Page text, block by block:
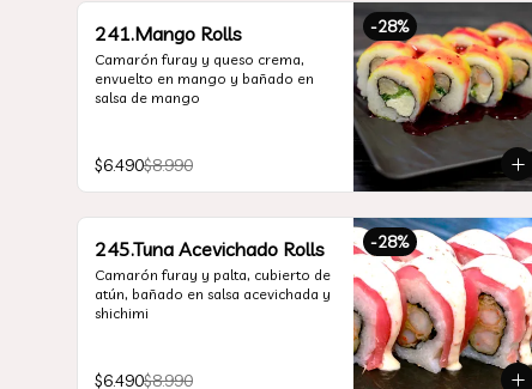
-28%
241.Mango Rolls
Camarón furay y queso crema,
envuelto en mango y bañado en
salsa de mango
$6.490$8.990
-28%
245.Tuna Acevichado Rolls
Camarón furay y palta, cubierto de
atún, bañado en salsa acevichada y
shichimi
$6.490$8.990